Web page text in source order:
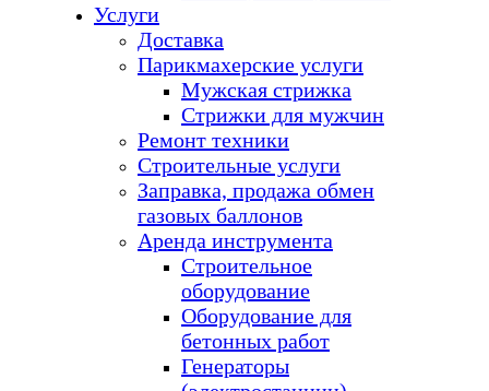
Услуги
Доставка
Парикмахерские услуги
Мужская стрижка
Стрижки для мужчин
Ремонт техники
Строительные услуги
Заправка, продажа обмен
газовых баллонов
Аренда инструмента
Строительное
оборудование
Оборудование для
бетонных работ
Генераторы